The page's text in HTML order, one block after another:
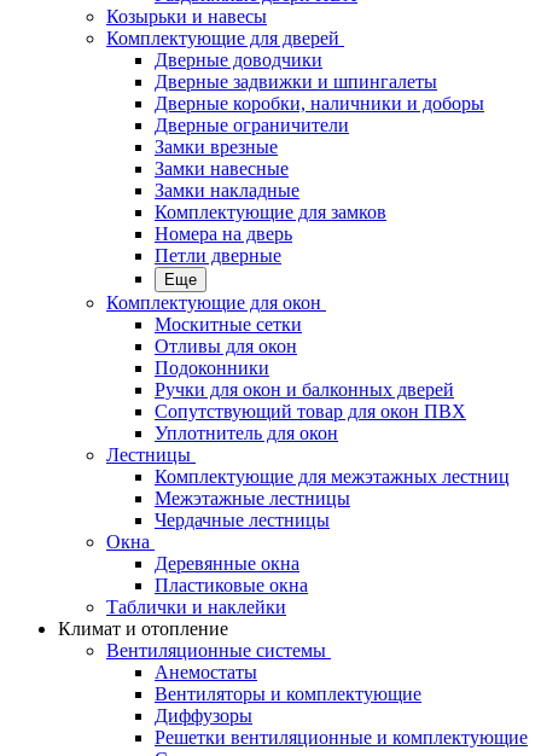
Козырьки и навесы
Комплектующие для дверей
Дверные доводчики
Дверные задвижки и шпингалеты
Дверные коробки, наличники и доборы
Дверные ограничители
Замки врезные
Замки навесные
Замки накладные
Комплектующие для замков
Номера на дверь
Петли дверные
Еще
Комплектующие для окон
Москитные сетки
Отливы для окон
Подоконники
Ручки для окон и балконных дверей
Сопутствующий товар для окон ПВХ
Уплотнитель для окон
Лестницы
Комплектующие для межэтажных лестниц
Межэтажные лестницы
Чердачные лестницы
Окна
Деревянные окна
Пластиковые окна
Таблички и наклейки
Климат и отопление
Вентиляционные системы
Анемостаты
Вентиляторы и комплектующие
Диффузоры
Решетки вентиляционные и комплектующие